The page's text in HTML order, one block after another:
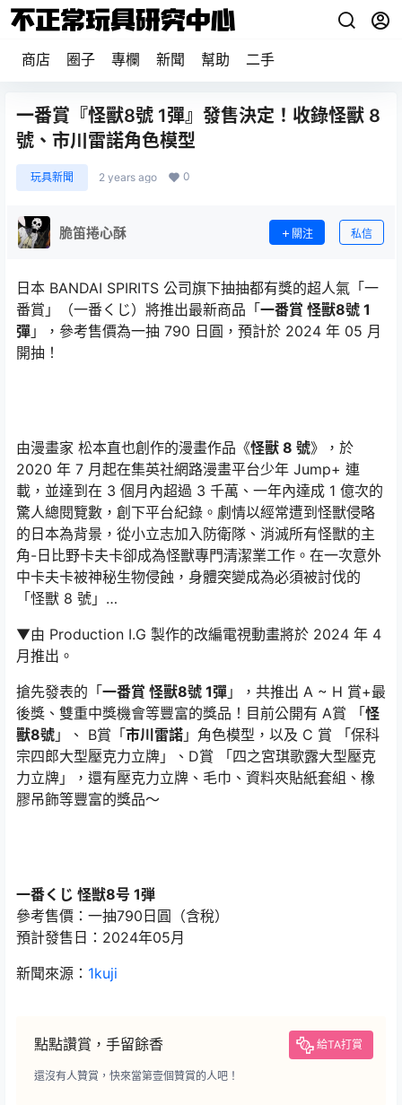
商店 圈子 專欄 新聞 幫助 二手
一番賞『怪獸8號 1彈』發售決定！收錄怪獸 8
號、市川雷諾角色模型
玩具新聞 2 years ago 0
脆笛捲心酥 關注 私信
日本 BANDAI SPIRITS 公司旗下抽抽都有獎的超人氣「一
番賞」（一番くじ）將推出最新商品「一番賞 怪獸8號 1
彈 」，參考售價為一抽 790 日圓，預計於 2024 年 05 月
開抽！
由漫畫家 松本直也創作的漫畫作品《怪獸 8 號》，於
2020 年 7 月起在集英社網路漫畫平台少年 Jump+ 連
載，並達到在 3 個月內超過 3 千萬、一年內達成 1 億次的
驚人總閱覽數，創下平台紀錄。劇情以經常遭到怪獸侵略
的日本為背景，從小立志加入防衛隊、消滅所有怪獸的主
角-日比野卡夫卡卻成為怪獸專門清潔業工作。在一次意外
中卡夫卡被神秘生物侵蝕，身體突變成為必須被討伐的
「怪獸 8 號」…
▼由 Production I.G 製作的改編電視動畫將於 2024 年 4
月推出。
搶先發表的「一番賞 怪獸8號 1彈 」，共推出 A ~ H 賞+最
後獎、雙重中獎機會等豐富的獎品！目前公開有 A賞 「怪
獸8號 」、 B賞「市川雷諾 」角色模型，以及 C 賞 「保科
宗四郎大型壓克力立牌」、D賞 「四之宮琪歌露大型壓克
力立牌」，還有壓克力立牌、毛巾、資料夾貼紙套組、橡
膠吊飾等豐富的獎品～
一番くじ 怪獣8号 1弾
參考售價：一抽790日圓（含稅）
預計發售日：2024年05月
新聞來源： 1kuji
點點讚賞，手留餘香 給TA打賞
還沒有人贊賞，快來當第壹個贊賞的人吧！